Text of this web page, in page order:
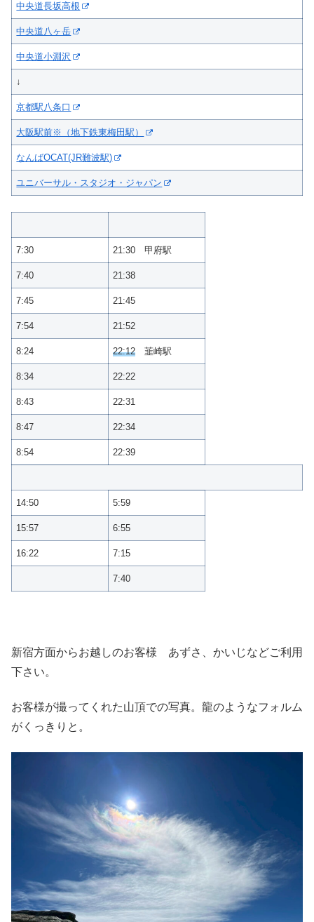
中央道長坂高根
中央道八ヶ岳
中央道小淵沢
↓
京都駅八条口
大阪駅前※（地下鉄東梅田駅）
なんばOCAT(JR難波駅)
ユニバーサル・スタジオ・ジャパン
7:30 21:30 甲府駅
7:40 21:38
7:45 21:45
7:54 21:52
8:24 22:12 韮崎駅
8:34 22:22
8:43 22:31
8:47 22:34
8:54 22:39
14:50 5:59
15:57 6:55
16:22 7:15
7:40
新宿方面からお越しのお客様 あずさ、かいじなどご利用
下さい。
お客様が撮ってくれた山頂での写真。龍のようなフォルム
がくっきりと。